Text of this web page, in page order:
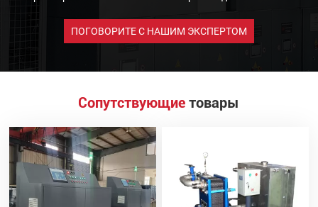
ПОГОВОРИТЕ С НАШИМ ЭКСПЕРТОМ
Сопутствующие товары